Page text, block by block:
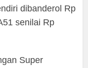
dibanderol Rp
senilai Rp
Super